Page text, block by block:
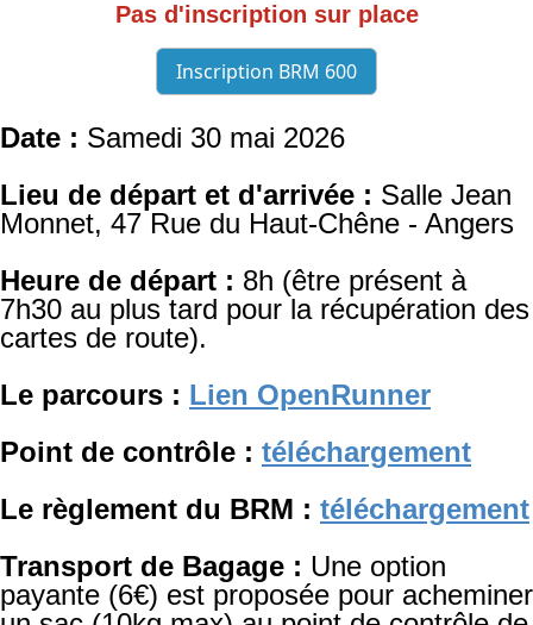
Pas d'inscription sur place
Inscription BRM 600
Date : Samedi 30 mai 2026
Lieu de départ et d'arrivée : Salle Jean
Monnet, 47 Rue du Haut-Chêne - Angers
Heure de départ : 8h (être présent à
7h30 au plus tard pour la récupération des
cartes de route).
Le parcours : Lien OpenRunner
Point de contrôle : téléchargement
Le règlement du BRM : téléchargement
Transport de Bagage : Une option
payante (6€) est proposée pour acheminer